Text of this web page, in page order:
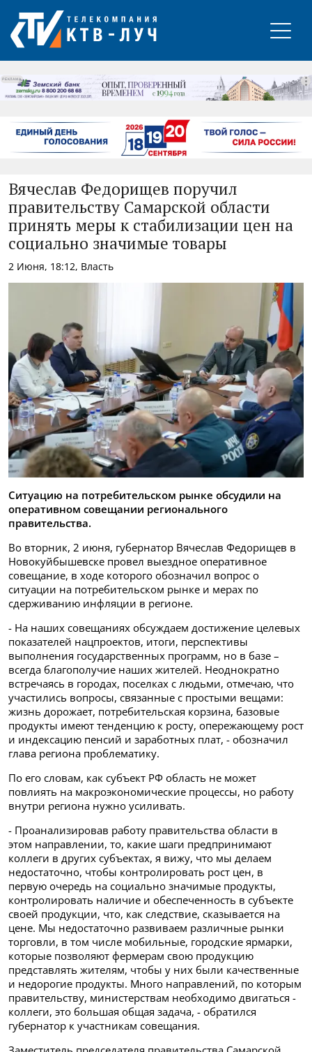
РЕКЛАМА
Вячеслав Федорищев поручил
правительству Самарской области
принять меры к стабилизации цен на
социально значимые товары
2 Июня, 18:12, Власть
Ситуацию на потребительском рынке обсудили на
оперативном совещании регионального
правительства.
Во вторник, 2 июня, губернатор Вячеслав Федорищев в
Новокуйбышевске провел выездное оперативное
совещание, в ходе которого обозначил вопрос о
ситуации на потребительском рынке и мерах по
сдерживанию инфляции в регионе.
- На наших совещаниях обсуждаем достижение целевых
показателей нацпроектов, итоги, перспективы
выполнения государственных программ, но в базе –
всегда благополучие наших жителей. Неоднократно
встречаясь в городах, поселках с людьми, отмечаю, что
участились вопросы, связанные с простыми вещами:
жизнь дорожает, потребительская корзина, базовые
продукты имеют тенденцию к росту, опережающему рост
и индексацию пенсий и заработных плат, - обозначил
глава региона проблематику.
По его словам, как субъект РФ область не может
повлиять на макроэкономические процессы, но работу
внутри региона нужно усиливать.
- Проанализировав работу правительства области в
этом направлении, то, какие шаги предпринимают
коллеги в других субъектах, я вижу, что мы делаем
недостаточно, чтобы контролировать рост цен, в
первую очередь на социально значимые продукты,
контролировать наличие и обеспеченность в субъекте
своей продукции, что, как следствие, сказывается на
цене. Мы недостаточно развиваем различные рынки
торговли, в том числе мобильные, городские ярмарки,
которые позволяют фермерам свою продукцию
представлять жителям, чтобы у них были качественные
и недорогие продукты. Много направлений, по которым
правительству, министерствам необходимо двигаться -
коллеги, это большая общая задача, - обратился
губернатор к участникам совещания.